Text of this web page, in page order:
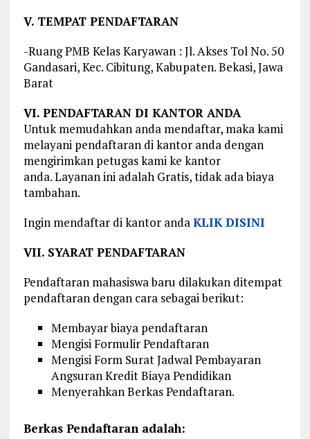
V. TEMPAT PENDAFTARAN
-Ruang PMB Kelas Karyawan : Jl. Akses Tol No. 50
Gandasari, Kec. Cibitung, Kabupaten. Bekasi, Jawa
Barat
VI. PENDAFTARAN DI KANTOR ANDA
Untuk memudahkan anda mendaftar, maka kami
melayani pendaftaran di kantor anda dengan
mengirimkan petugas kami ke kantor
anda. Layanan ini adalah Gratis, tidak ada biaya
tambahan.
Ingin mendaftar di kantor andaKLIK DISINI
VII. SYARAT PENDAFTARAN
Pendaftaran mahasiswa baru dilakukan ditempat
pendaftaran dengan cara sebagai berikut:
Membayar biaya pendaftaran
Mengisi Formulir Pendaftaran
Mengisi Form Surat Jadwal Pembayaran
Angsuran Kredit Biaya Pendidikan
Menyerahkan Berkas Pendaftaran.
Berkas Pendaftaran adalah: